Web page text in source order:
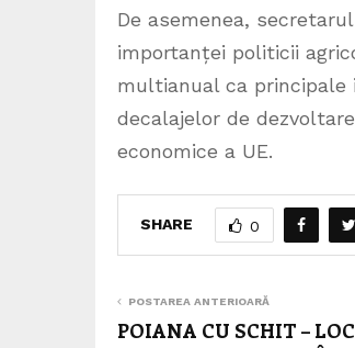
De asemenea,
importanței politicii
multianual ca
decalajelor de
economice a UE.
SHARE 0
POSTAREA ANTERIOARĂ
POIANA CU SCHIT –